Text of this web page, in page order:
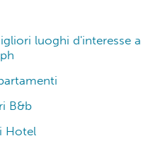
luoghi d'interesse a
B&b
Hotel